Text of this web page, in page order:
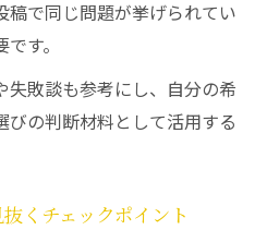
フへの本音評価を見逃さ
サイトの信頼度チェック
稿で同じ問題が挙げられてい
す。
失敗談も参考にし、自分の希
の判断材料として活用する
くチェックポイント